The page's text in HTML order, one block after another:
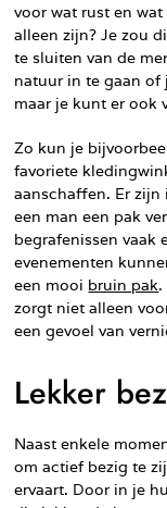
voor wat rust en
alleen zijn? Je zou
te sluiten van de
natuur in te gaan of
maar je kunt er ook
Zo kun je
favoriete
aanschaffen. Er zijn
een man een pak
begrafenissen vaak
evenementen
een mooi bruin pak.
zorgt niet alleen
een gevoel van
Lekker
Naast enkele
om actief bezig te
ervaart. Door in je